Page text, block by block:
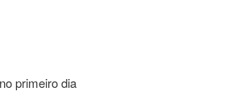
primeiro dia